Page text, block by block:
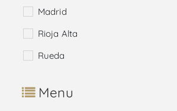
Madrid
Rioja Alta
Rueda
Menu